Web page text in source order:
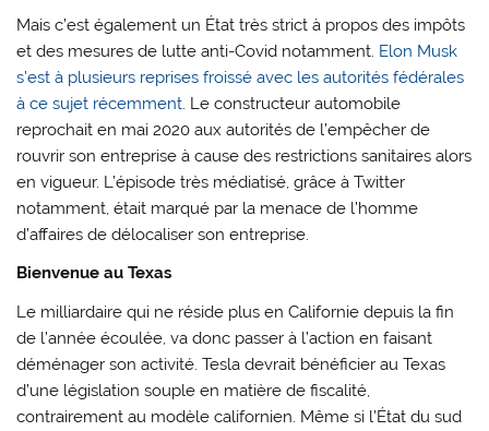
Mais c’est également un État très strict à propos des impôts
et des mesures de lutte anti-Covid notamment. Elon Musk
s’est à plusieurs reprises froissé avec les autorités fédérales
à ce sujet récemment. Le constructeur automobile
reprochait en mai 2020 aux autorités de l’empêcher de
rouvrir son entreprise à cause des restrictions sanitaires alors
en vigueur. L’épisode très médiatisé, grâce à Twitter
notamment, était marqué par la menace de l’homme
d’affaires de délocaliser son entreprise.
Bienvenue au Texas
Le milliardaire qui ne réside plus en Californie depuis la fin
de l’année écoulée, va donc passer à l’action en faisant
déménager son activité. Tesla devrait bénéficier au Texas
d’une législation souple en matière de fiscalité,
contrairement au modèle californien. Même si l’État du sud